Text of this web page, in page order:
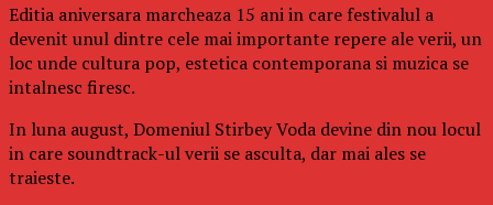
Editia aniversara marcheaza 15 ani in care festivalul a
devenit unul dintre cele mai importante repere ale verii, un
loc unde cultura pop, estetica contemporana si muzica se
intalnesc firesc.
In luna august, Domeniul Stirbey Voda devine din nou locul
in care soundtrack-ul verii se asculta, dar mai ales se
traieste.